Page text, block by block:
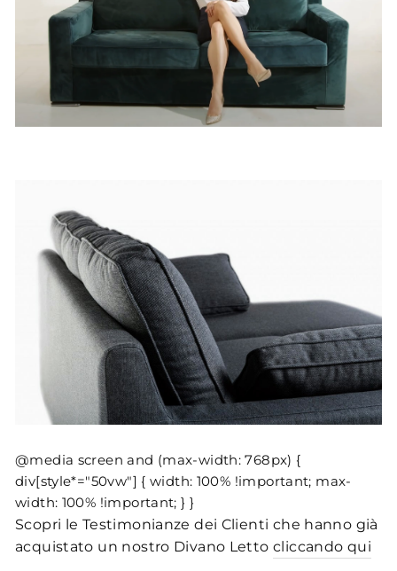
@media screen and (max-width: 768px) {
div[style*="50vw"] { width: 100% !important; max-
width: 100% !important; } }
Scopri le Testimonianze dei Clienti che hanno già
acquistato un nostro Divano Lettocliccando qui